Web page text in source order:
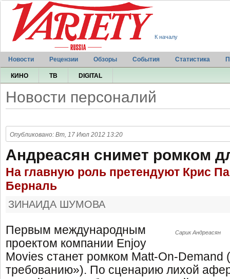
К началу
Новости Рецензии Обзоры События Статистика
КИНО ТВ DIGITAL
Новости персоналий
Опубликовано: Вт, 17 Июл 2012 13:20
Андреасян снимет ромком
На главную роль претендуют Крис
Берналь
ЗИНАИДА ШУМОВА
Сарик Андреасян
Первым международным
проектом компании Enjoy
Movies станет ромком Matt-On-Demand
требованию»). По сценарию лихой